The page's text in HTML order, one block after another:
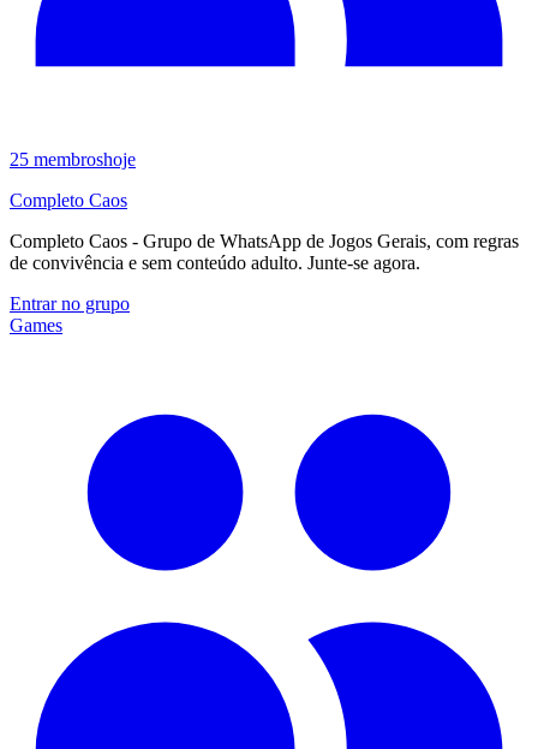
25 membroshoje
Completo Caos
Completo Caos - Grupo de WhatsApp de Jogos Gerais, com regras
de convivência e sem conteúdo adulto. Junte-se agora.
Entrar no grupo
Games